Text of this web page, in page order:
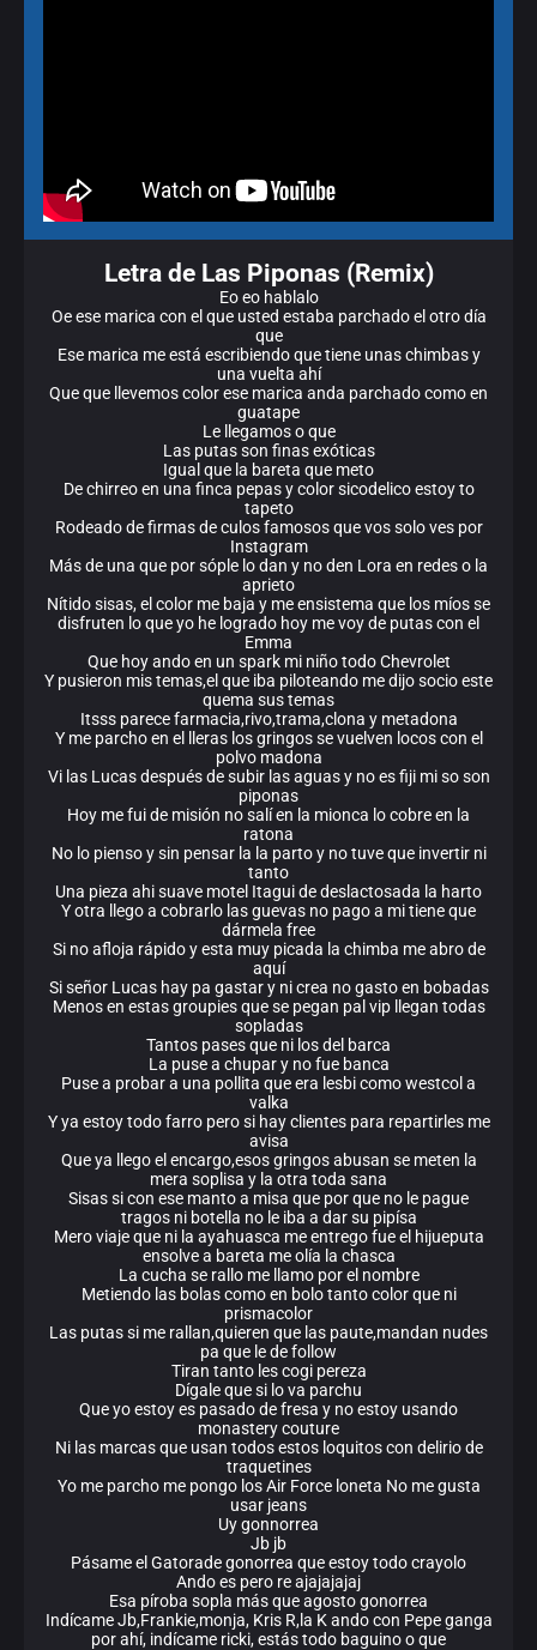
Letra de Las Piponas (Remix)
Eo eo hablalo
Oe ese marica con el que usted estaba parchado el otro día
que
Ese marica me está escribiendo que tiene unas chimbas y
una vuelta ahí
Que que llevemos color ese marica anda parchado como en
guatape
Le llegamos o que
Las putas son finas exóticas
Igual que la bareta que meto
De chirreo en una finca pepas y color sicodelico estoy to
tapeto
Rodeado de firmas de culos famosos que vos solo ves por
Instagram
Más de una que por sóple lo dan y no den Lora en redes o la
aprieto
Nítido sisas, el color me baja y me ensistema que los míos se
disfruten lo que yo he logrado hoy me voy de putas con el
Emma
Que hoy ando en un spark mi niño todo Chevrolet
Y pusieron mis temas,el que iba piloteando me dijo socio este
quema sus temas
Itsss parece farmacia,rivo,trama,clona y metadona
Y me parcho en el lleras los gringos se vuelven locos con el
polvo madona
Vi las Lucas después de subir las aguas y no es fiji mi so son
piponas
Hoy me fui de misión no salí en la mionca lo cobre en la
ratona
No lo pienso y sin pensar la la parto y no tuve que invertir ni
tanto
Una pieza ahi suave motel Itagui de deslactosada la harto
Y otra llego a cobrarlo las guevas no pago a mi tiene que
dármela free
Si no afloja rápido y esta muy picada la chimba me abro de
aquí
Si señor Lucas hay pa gastar y ni crea no gasto en bobadas
Menos en estas groupies que se pegan pal vip llegan todas
sopladas
Tantos pases que ni los del barca
La puse a chupar y no fue banca
Puse a probar a una pollita que era lesbi como westcol a
valka
Y ya estoy todo farro pero si hay clientes para repartirles me
avisa
Que ya llego el encargo,esos gringos abusan se meten la
mera soplisa y la otra toda sana
Sisas si con ese manto a misa que por que no le pague
tragos ni botella no le iba a dar su pipísa
Mero viaje que ni la ayahuasca me entrego fue el hijueputa
ensolve a bareta me olía la chasca
La cucha se rallo me llamo por el nombre
Metiendo las bolas como en bolo tanto color que ni
prismacolor
Las putas si me rallan,quieren que las paute,mandan nudes
pa que le de follow
Tiran tanto les cogi pereza
Dígale que si lo va parchu
Que yo estoy es pasado de fresa y no estoy usando
monastery couture
Ni las marcas que usan todos estos loquitos con delirio de
traquetines
Yo me parcho me pongo los Air Force loneta No me gusta
usar jeans
Uy gonnorrea
Jb jb
Pásame el Gatorade gonorrea que estoy todo crayolo
Ando es pero re ajajajajaj
Esa píroba sopla más que agosto gonorrea
Indícame Jb,Frankie,monja, Kris R,la K ando con Pepe ganga
por ahí, indícame ricki, estás todo baguino o que